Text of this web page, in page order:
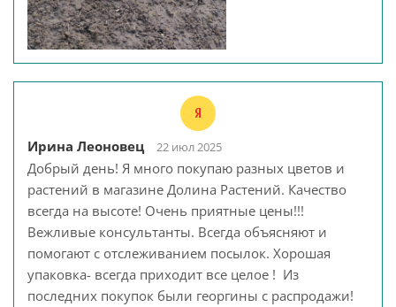
Ирина Леоновец 22 июл 2025
Добрый день! Я много покупаю разных цветов и
растений в магазине Долина Растений. Качество
всегда на высоте! Очень приятные цены!!!
Вежливые консультанты. Всегда объясняют и
помогают с отслеживанием посылок. Хорошая
упаковка- всегда приходит все целое ! Из
последних покупок были георгины с распродажи!